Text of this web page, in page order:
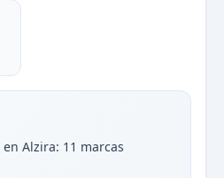
en Alzira: 11 marcas